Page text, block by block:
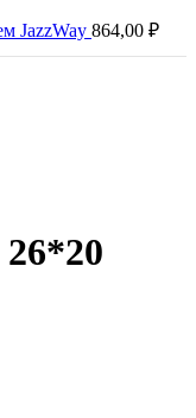
JazzWay 864,00 ₽